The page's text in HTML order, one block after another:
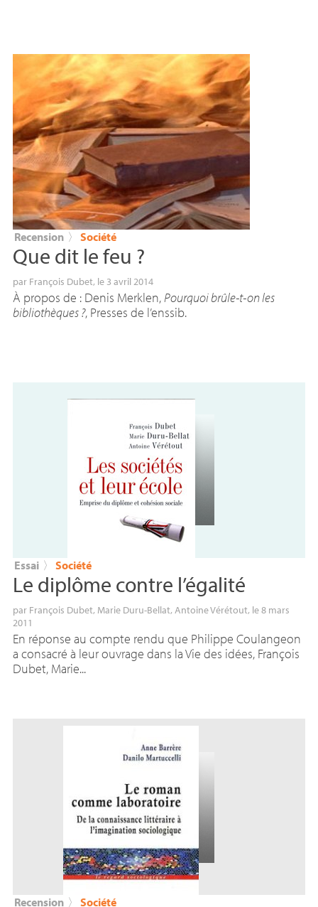
Recension 〉 Société
Que dit le feu ?
par François Dubet, le 3 avril 2014
À propos de : Denis Merklen,Pourquoi brûle-t-on les
bibliothèques?, Presses de l’enssib.
Essai 〉 Société
Le diplôme contre l’égalité
par François Dubet, Marie Duru-Bellat, Antoine Vérétout, le 8 mars
2011
En réponse au compte rendu que Philippe Coulangeon
a consacré à leur ouvrage dans la Vie des idées, François
Dubet, Marie...
Recension 〉 Société